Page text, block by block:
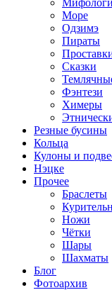
Море
Одзимэ
Пираты
Сказки
Фэнтези
Химеры
Резные бусины
Кольца
Кулоны и
Нэцке
Прочее
Браслеты
Ножи
Чётки
Шары
Шахматы
Блог
Фотоархив